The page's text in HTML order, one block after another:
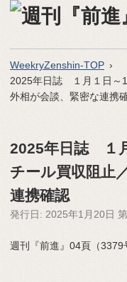
WeekryZenshin-TOP
2025年日誌 １月１日～
外相が会談、緊密な連携
2025年日誌 １
チール買収阻止
連携確認
発行日: 2025年1月20日
週刊『前進』04頁（3379